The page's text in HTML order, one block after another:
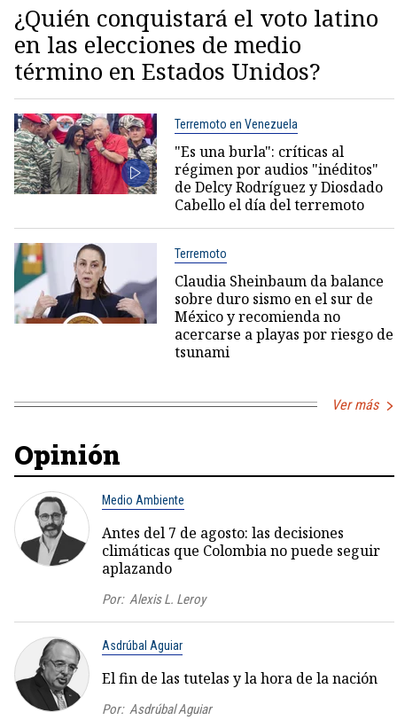
¿Quién conquistará el voto latino
en las elecciones de medio
término en Estados Unidos?
Terremoto en Venezuela
"Es una burla": críticas al
régimen por audios "inéditos"
de Delcy Rodríguez y Diosdado
Cabello el día del terremoto
Terremoto
Claudia Sheinbaum da balance
sobre duro sismo en el sur de
México y recomienda no
acercarse a playas por riesgo de
tsunami
Ver más
Opinión
Medio Ambiente
Antes del 7 de agosto: las decisiones
climáticas que Colombia no puede seguir
aplazando
Por: Alexis L. Leroy
Asdrúbal Aguiar
El fin de las tutelas y la hora de la nación
Por: Asdrúbal Aguiar